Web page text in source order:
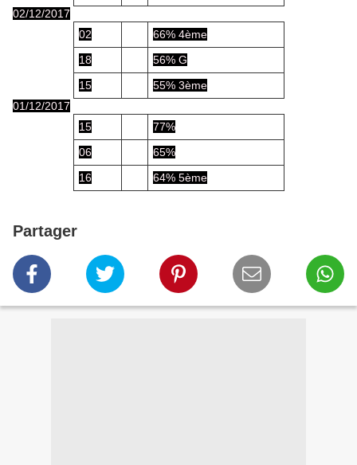
02/12/2017
02
66% 4ème
18
56% G
15
55% 3ème
01/12/2017
15
77%
06
65%
16
64% 5ème
Partager